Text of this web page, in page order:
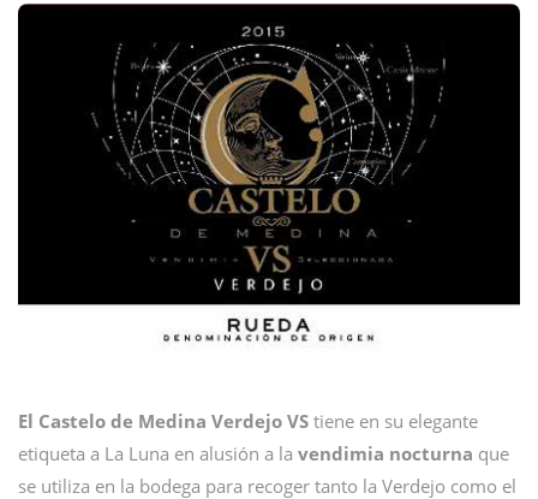
El Castelo de Medina Verdejo VS tiene en su elegante
etiqueta a La Luna en alusión a la vendimia nocturna que
se utiliza en la bodega para recoger tanto la Verdejo como el